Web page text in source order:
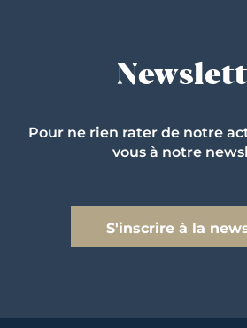
Pour ne rien rater de notre
vous à notre
S'inscrire à la